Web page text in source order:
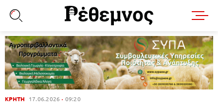
ΚΡΗΤΗ 17.06.2026 09:20